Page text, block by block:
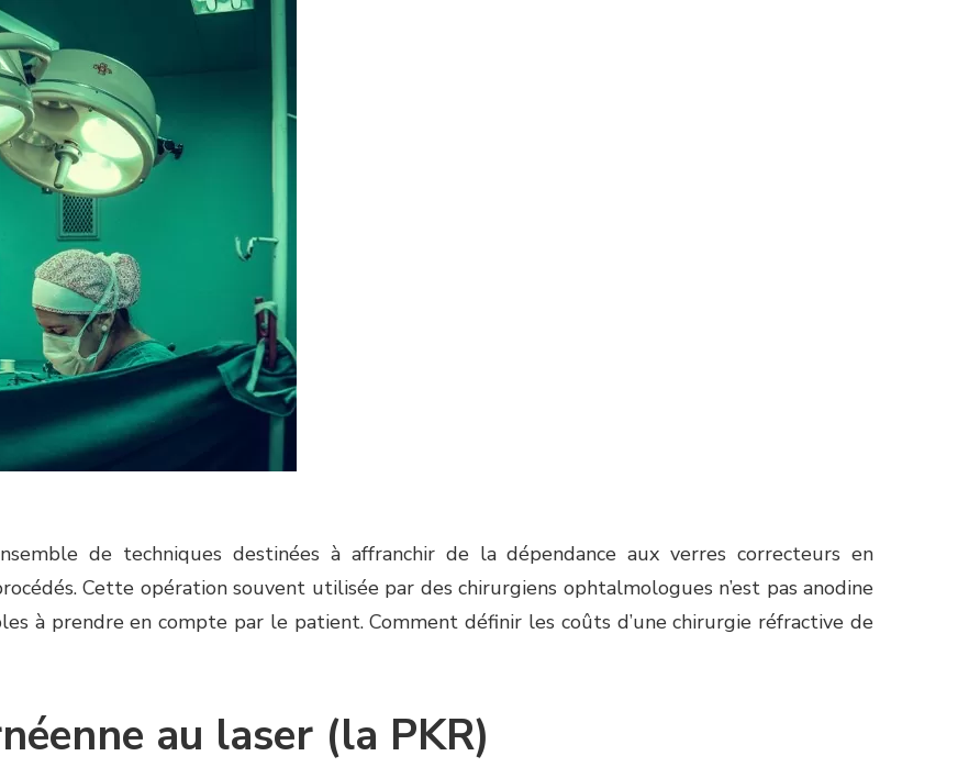
de techniques destinées à affranchir de la dépendance aux verres correcteurs en
Cette opération souvent utilisée par des chirurgiens ophtalmologues n’est pas anodine
à prendre en compte par le patient. Comment définir les coûts d’une chirurgie réfractive de
au laser (la PKR)